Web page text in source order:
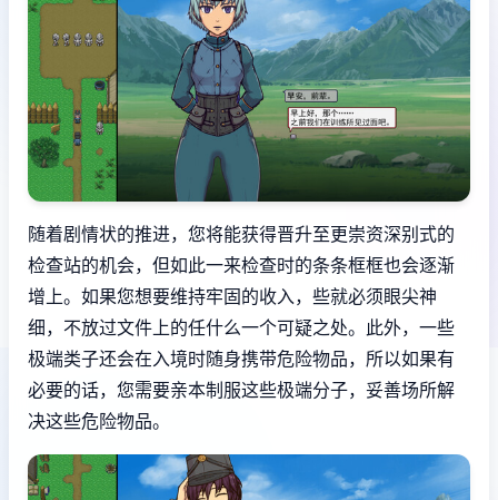
随着剧情状的推进，您将能获得晋升至更崇资深别式的
检查站的机会，但如此一来检查时的条条框框也会逐渐
增上。如果您想要维持牢固的收入，些就必须眼尖神
细，不放过文件上的任什么一个可疑之处。此外，一些
极端类子还会在入境时随身携带危险物品，所以如果有
必要的话，您需要亲本制服这些极端分子，妥善场所解
决这些危险物品。